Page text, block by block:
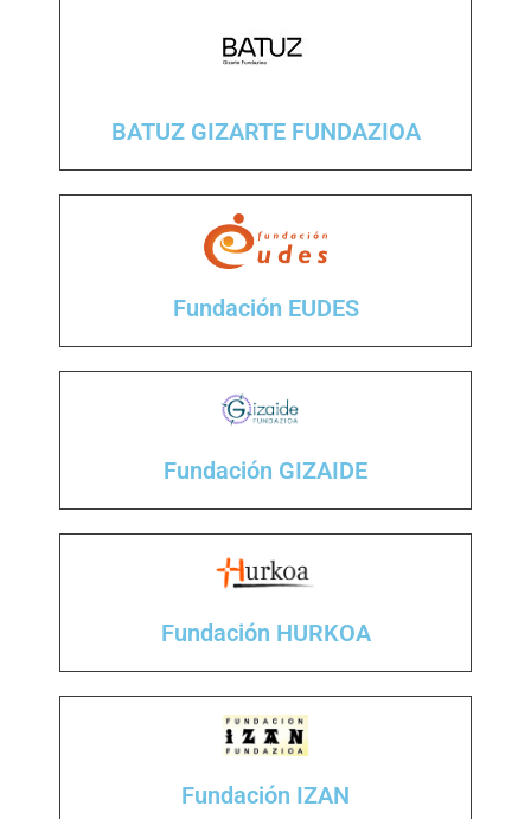
BATUZ GIZARTE FUNDAZIOA
Fundación EUDES
Fundación GIZAIDE
Fundación HURKOA
Fundación IZAN